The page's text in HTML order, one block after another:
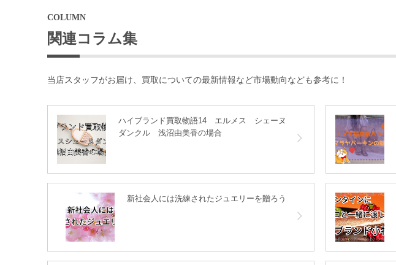
COLUMN
関連コラム集
当店スタッフがお届け、買取についての最新情報など市場動向なども参考に！
ハイブランド買取物語14 エルメス シェーヌ
ダンクル 浅沼由美香の場合
新社会人には洗練されたジュエリーを贈ろう